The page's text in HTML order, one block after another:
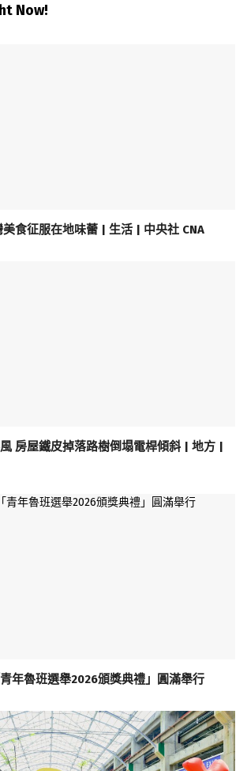
Now!
食征服在地味蕾 | 生活 | 中央社 CNA
房屋鐵皮掉落路樹倒塌電桿傾斜 | 地方 |
年魯班選舉2026頒獎典禮」圓滿舉行